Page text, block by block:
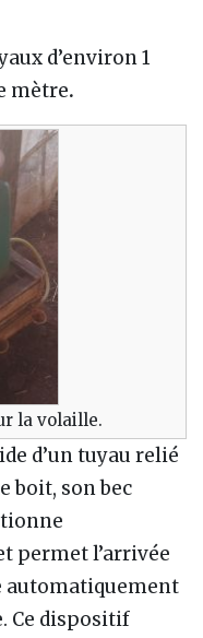
d’environ 1
mètre.
la volaille.
d’un tuyau relié
boit, son bec
permet l’arrivée
automatiquement
Ce dispositif